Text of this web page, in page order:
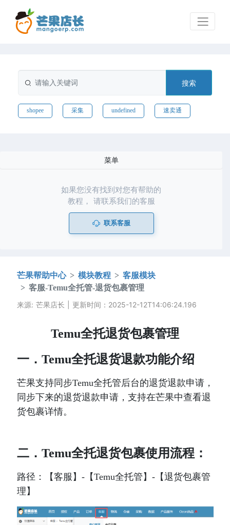
搜索
shopee 采集 undefined 速卖通
菜单
如果您没有找到对您有帮助的
教程， 请联系我们的客服
联系客服
芒果帮助中心 模块教程
客服模块
客服-Temu全托管-退货包裹管理
来源: 芒果店长 | 更新时间：2025-12-12T14:06:24.196
Temu全托退货包裹管理
一．Temu全托退货退款功能介绍
芒果支持同步Temu全托管后台的退货退款申请，
同步下来的退货退款申请，支持在芒果中查看退
货包裹详情。
二．Temu全托退货包裹使用流程：
路径：【客服】-【Temu全托管】-【退货包裹管
理】